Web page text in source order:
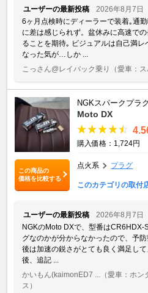
ユーザーの最新投稿
2026年8月7日
6ヶ月点検時にディーラーで装着｡通
に差は感じられず。盆休みに高速で
ることを期待｡ ビジュアルは自己満レ
なった気が…しか ...
こっさん@レイバック乗り
（愛車：
この商品の
価格を比較する
NGKスパークプラ
Moto DX
購入価格：1,724円
点火系 プラグ
このカテゴリの取付
ユーザーの最新投稿
2026年8月7日
NGKのMoto DXで、型番はCR6HDX-
グなのかが分からなかったので、予
後は加速の鋭さがとても良く満足し
後、追記 ...
かいもん(kaimonED7 ...
（愛車：ホ
ス）